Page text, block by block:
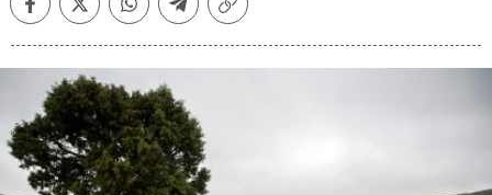
FacebookTwitterWhatsappTelegramCopiar